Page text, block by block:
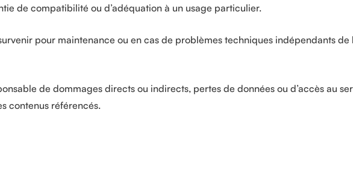
de compatibilité ou d’adéquation à un usage particulier.
pour maintenance ou en cas de problèmes techniques indépendants de
de dommages directs ou indirects, pertes de données ou d’accès au
contenus référencés.